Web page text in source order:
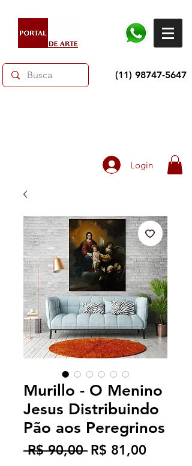
(11) 98747-5647
Login
Murillo - O Menino
Jesus Distribuindo
Pão aos Peregrinos
R$ 90,00 Preço
R$ 81,00Preço